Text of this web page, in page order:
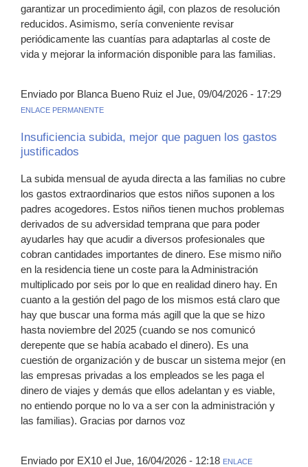
garantizar un procedimiento ágil, con plazos de resolución
reducidos. Asimismo, sería conveniente revisar
periódicamente las cuantías para adaptarlas al coste de
vida y mejorar la información disponible para las familias.
Enviado por Blanca Bueno Ruiz el Jue, 09/04/2026 - 17:29
ENLACE PERMANENTE
Insuficiencia subida, mejor que paguen los gastos
justificados
La subida mensual de ayuda directa a las familias no cubre
los gastos extraordinarios que estos niños suponen a los
padres acogedores. Estos niños tienen muchos problemas
derivados de su adversidad temprana que para poder
ayudarles hay que acudir a diversos profesionales que
cobran cantidades importantes de dinero. Ese mismo niño
en la residencia tiene un coste para la Administración
multiplicado por seis por lo que en realidad dinero hay. En
cuanto a la gestión del pago de los mismos está claro que
hay que buscar una forma más agill que la que se hizo
hasta noviembre del 2025 (cuando se nos comunicó
derepente que se había acabado el dinero). Es una
cuestión de organización y de buscar un sistema mejor (en
las empresas privadas a los empleados se les paga el
dinero de viajes y demás que ellos adelantan y es viable,
no entiendo porque no lo va a ser con la administración y
las familias). Gracias por darnos voz
Enviado por EX10 el Jue, 16/04/2026 - 12:18 ENLACE